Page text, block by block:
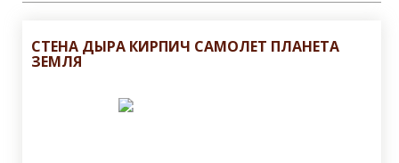
СТЕНА ДЫРА КИРПИЧ САМОЛЕТ ПЛАНЕТА
ЗЕМЛЯ